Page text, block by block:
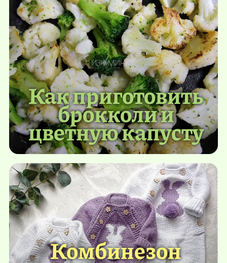
Как приготовить
брокколи и
цветную капусту
Комбинезон